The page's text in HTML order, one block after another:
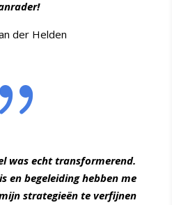
der Helden
{
was echt transformerend.
en begeleiding hebben me
strategieën te verfijnen